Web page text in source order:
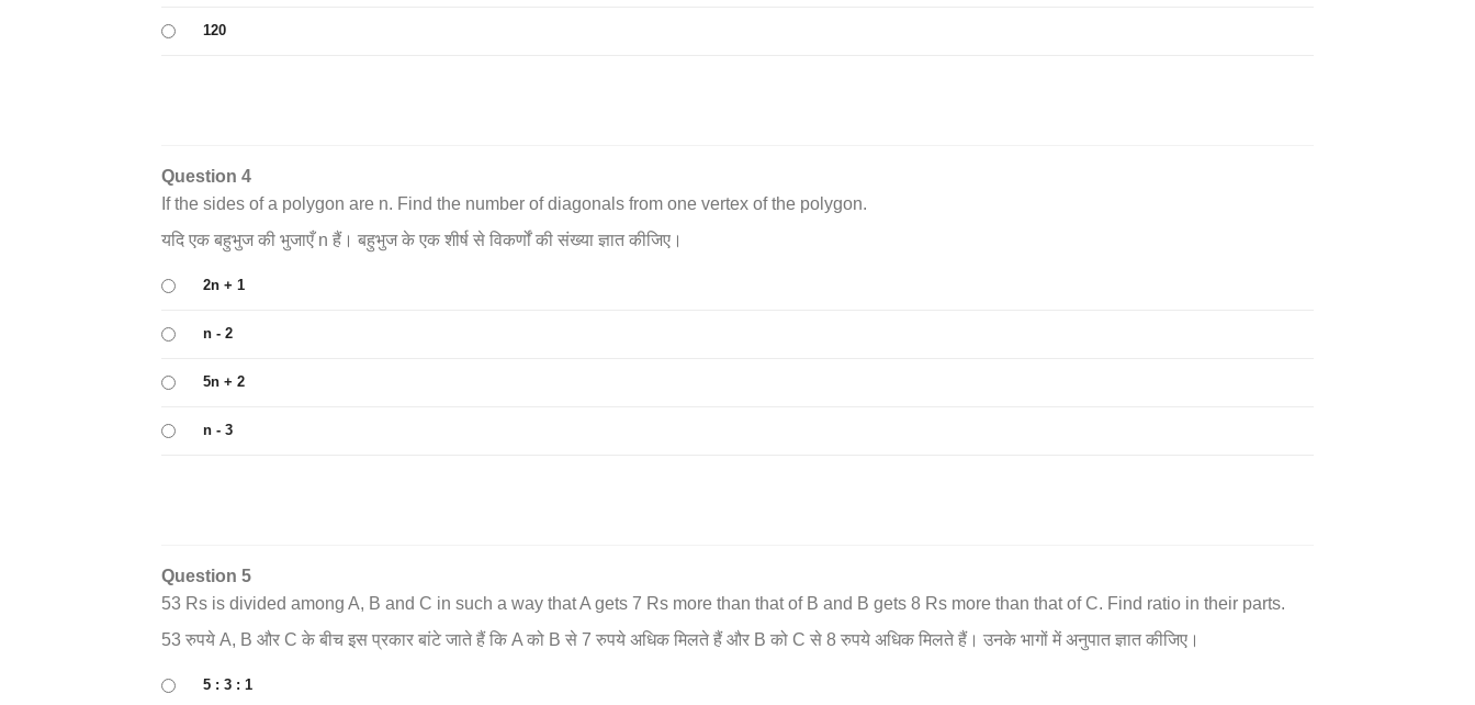
120
Question 4
If the sides of a polygon are n. Find the number of diagonals from one vertex of the polygon.
यदि एक बहुभुज की भुजाएँ n हैं। बहुभुज के एक शीर्ष से विकर्णों की संख्या ज्ञात कीजिए।
2n + 1
n - 2
5n + 2
n - 3
Question 5
53 Rs is divided among A, B and C in such a way that A gets 7 Rs more than that of B and B gets 8 Rs more than that of C. Find ratio in their parts.
53 रुपये A, B और C के बीच इस प्रकार बांटे जाते हैं कि A को B से 7 रुपये अधिक मिलते हैं और B को C से 8 रुपये अधिक मिलते हैं। उनके भागों में अनुपात ज्ञात कीजिए।
5 : 3 : 1